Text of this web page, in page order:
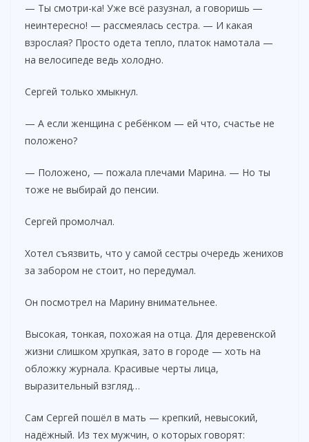
— Ты смотри-ка! Уже всё разузнал, а говоришь —
неинтересно! — рассмеялась сестра. — И какая
взрослая? Просто одета тепло, платок намотала —
на велосипеде ведь холодно.
Сергей только хмыкнул.
— А если женщина с ребёнком — ей что, счастье не
положено?
— Положено, — пожала плечами Марина. — Но ты
тоже не выбирай до пенсии.
Сергей промолчал.
Хотел съязвить, что у самой сестры очередь женихов
за забором не стоит, но передумал.
Он посмотрел на Марину внимательнее.
Высокая, тонкая, похожая на отца. Для деревенской
жизни слишком хрупкая, зато в городе — хоть на
обложку журнала. Красивые черты лица,
выразительный взгляд…
Сам Сергей пошёл в мать — крепкий, невысокий,
надёжный. Из тех мужчин, о которых говорят: